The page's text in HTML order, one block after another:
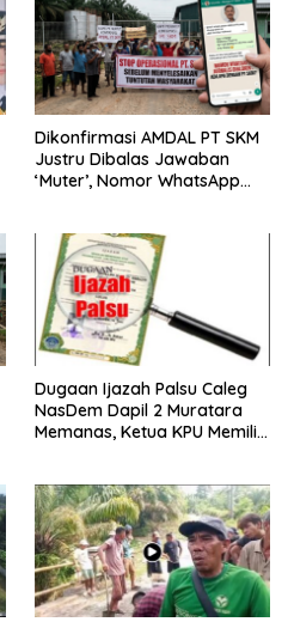
Dikonfirmasi AMDAL PT SKM
Justru Dibalas Jawaban
‘Muter’, Nomor WhatsApp
Dugaan Ijazah Palsu Caleg
NasDem Dapil 2 Muratara
Memanas, Ketua KPU Memilih